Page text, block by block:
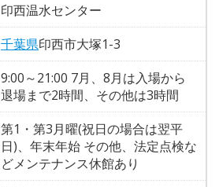
印西温水センター
千葉県印西市大塚1-3
9:00～21:00 7月、8月は入場から
退場まで2時間、その他は3時間
第1・第3月曜(祝日の場合は翌平
日)、年末年始 その他、法定点検な
どメンテナンス休館あり